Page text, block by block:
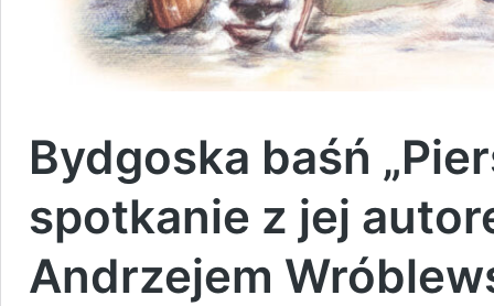
Bydgoska baśń
spotkanie z jej
Andrzejem